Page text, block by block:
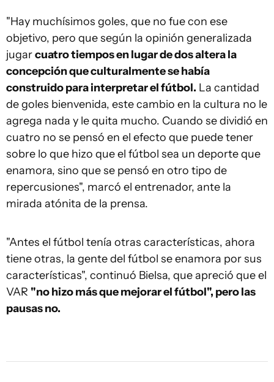
"Hay muchísimos goles, que no fue con ese
objetivo, pero que según la opinión generalizada
jugarcuatro tiempos en lugar de dos altera la
concepción que culturalmente se había
construido para interpretar el fútbol. La cantidad
de goles bienvenida, este cambio en la cultura no le
agrega nada y le quita mucho. Cuando se dividió en
cuatro no se pensó en el efecto que puede tener
sobre lo que hizo que el fútbol sea un deporte que
enamora, sino que se pensó en otro tipo de
repercusiones", marcó el entrenador, ante la
mirada atónita de la prensa.
"Antes el fútbol tenía otras características, ahora
tiene otras, la gente del fútbol se enamora por sus
características", continuó Bielsa, que apreció que el
VAR "no hizo más que mejorar el fútbol", pero las
pausas no.